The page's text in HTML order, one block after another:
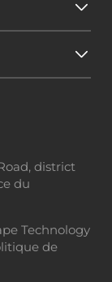
district
du
Technology
de